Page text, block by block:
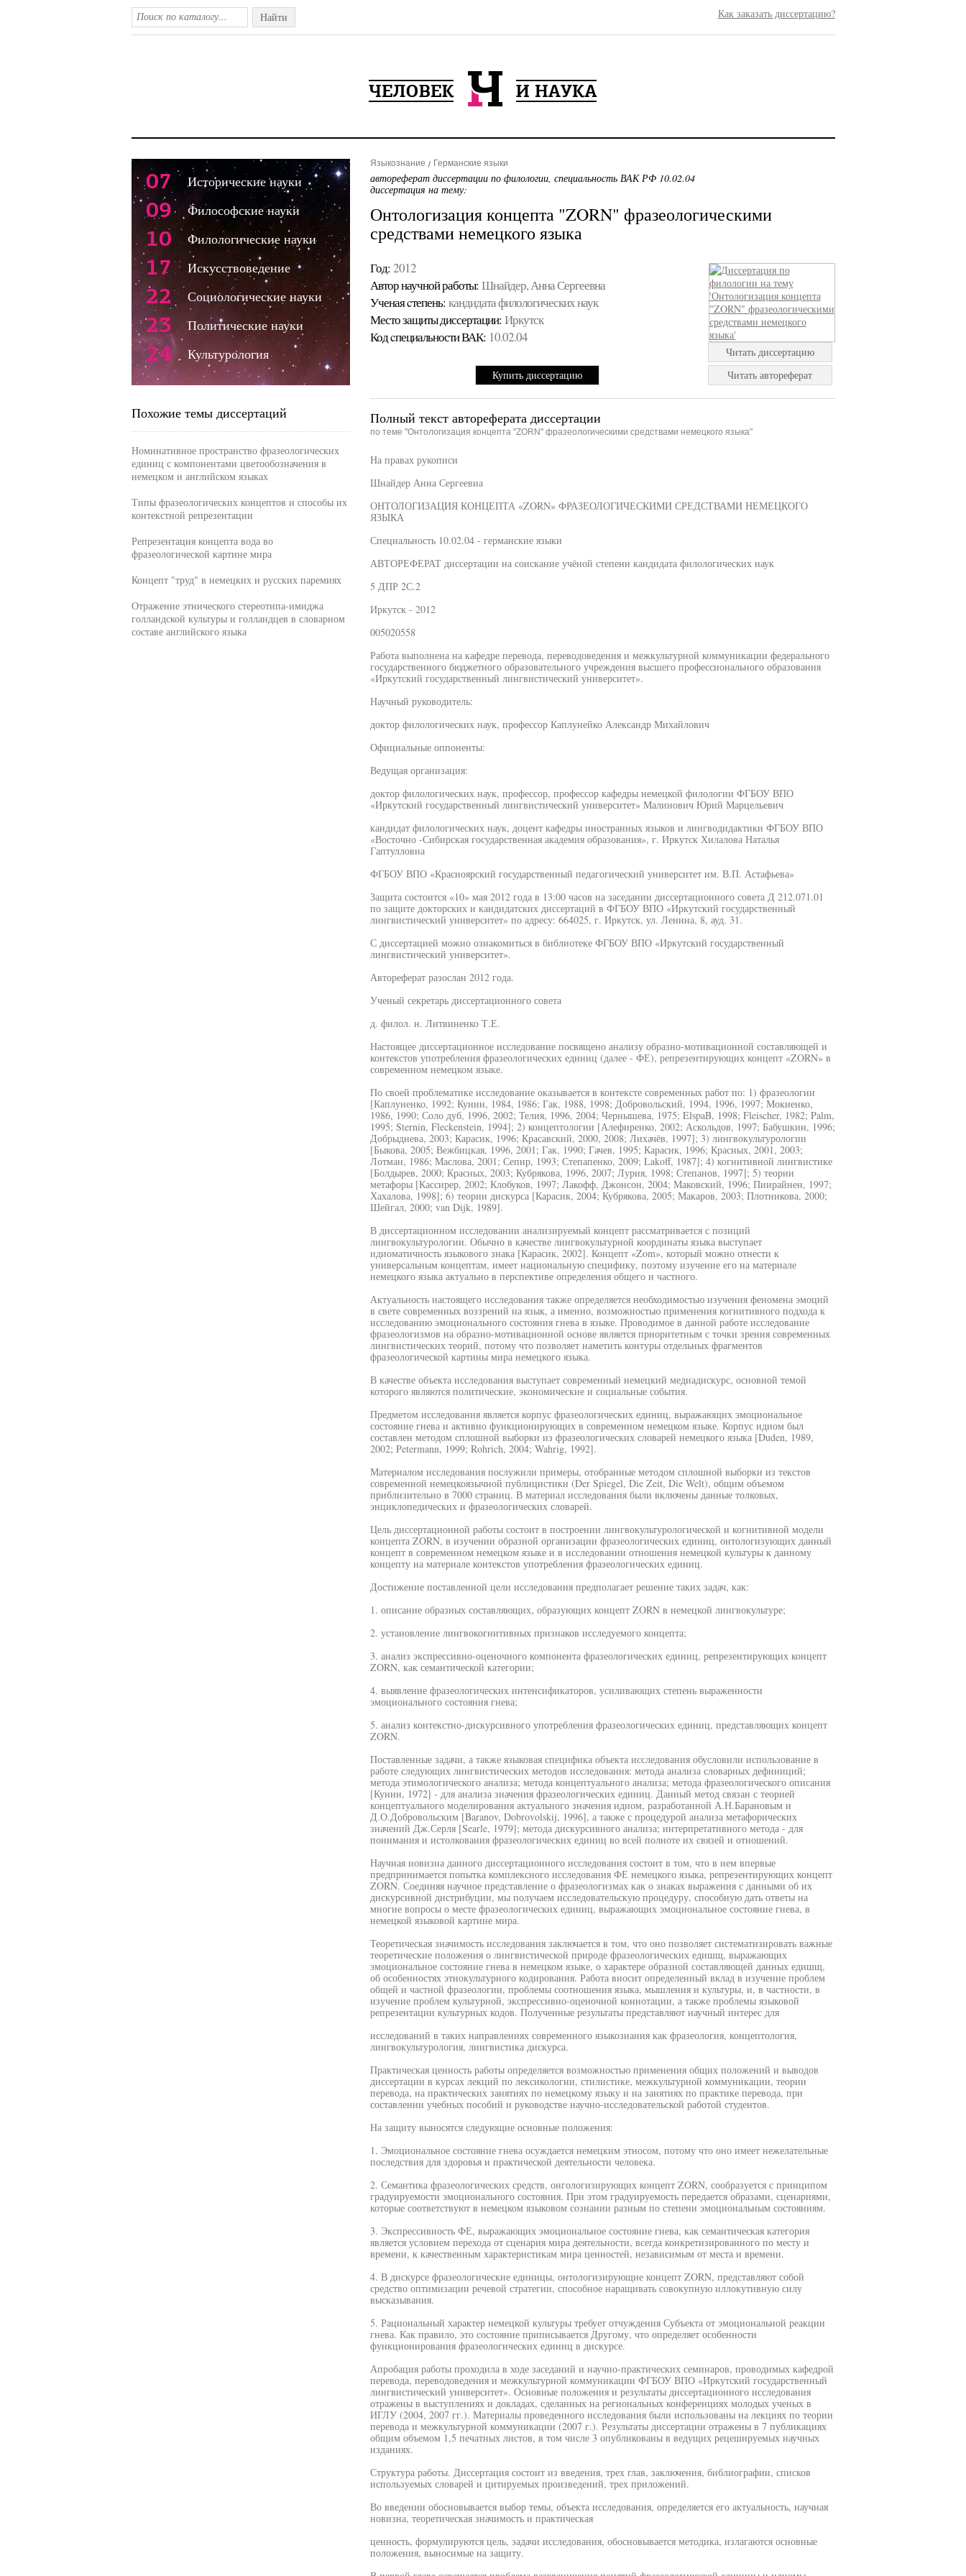
Найти Как заказать диссертацию?
Языкознание Германские языки
автореферат диссертации по филологии, специальность ВАК РФ 10.02.04
диссертация на тему:
Онтологизация концепта "ZORN" фразеологическими
средствами немецкого языка
Год: 2012
Автор научной работы: Шнайдер, Анна Сергеевна
Ученая cтепень: кандидата филологических наук
Место защиты диссертации: Иркутск
Код cпециальности ВАК: 10.02.04
Купить диссертацию
Читать диссертацию
Читать автореферат
Полный текст автореферата диссертации
по теме "Онтологизация концепта "ZORN" фразеологическими средствами немецкого языка"
На правах рукописи
Шнайдер Анна Сергеевна
ОНТОЛОГИЗАЦИЯ КОНЦЕПТА «ZORN» ФРАЗЕОЛОГИЧЕСКИМИ СРЕДСТВАМИ НЕМЕЦКОГО
ЯЗЫКА
Специальность 10.02.04 - германские языки
АВТОРЕФЕРАТ диссертации на соискание учёной степени кандидата филологических наук
5 ДПР 2С.2
Иркутск - 2012
005020558
Работа выполнена на кафедре перевода, переводоведения и межкультурной коммуникации федерального
государственного бюджетного образовательного учреждения высшего профессионального образования
«Иркутский государственный лингвистический университет».
Научный руководитель:
доктор филологических наук, профессор Каплунейко Александр Михайлович
Официальные оппоненты:
Ведущая организация:
доктор филологических наук, профессор, профессор кафедры немецкой филологии ФГБОУ ВПО
«Иркутский государственный лингвистический университет» Малинович Юрий Марцельевич
кандидат филологических наук, доцент кафедры иностранных языков и лингводидактики ФГБОУ ВПО
«Восточно -Сибирская государственная академия образования», г. Иркутск Хилалова Наталья
Гаптулловна
ФГБОУ ВПО «Красноярский государственный педагогический университет им. В.П. Астафьева»
Защита состоится «10» мая 2012 года в 13:00 часов на заседании диссертационного совета Д 212.071.01
по защите докторских и кандидатских диссертаций в ФГБОУ ВПО «Иркутский государственный
лингвистический университет» по адресу: 664025, г. Иркутск, ул. Ленина, 8, ауд. 31.
С диссертацией можно ознакомиться в библиотеке ФГБОУ ВПО «Иркутский государственный
лингвистический университет».
Автореферат разослан 2012 года.
Ученый секретарь диссертационного совета
д. филол. н. Литвиненко Т.Е.
Настоящее диссертационное исследование посвящено анализу образно-мотивационной составляющей и
контекстов употребления фразеологических единиц (далее - ФЕ), репрезентирующих концепт «ZORN» в
современном немецком языке.
По своей проблематике исследование оказывается в контексте современных работ по: 1) фразеологии
[Каплуненко, 1992; Кунин, 1984, 1986; Гак, 1988, 1998; Добровольский, 1994, 1996, 1997; Мокиенко,
1986, 1990; Соло дуб, 1996, 2002; Телия, 1996, 2004; Чернышева, 1975; ElspaB, 1998; Fleischer, 1982; Palm,
1995; Sternin, Fleckenstein, 1994]; 2) концептологии [Алефиренко, 2002; Аскольдов, 1997; Бабушкин, 1996;
Добрыднева, 2003; Карасик, 1996; Красавский, 2000, 2008; Лихачёв, 1997]; 3) лингвокультурологии
[Быкова, 2005; Вежбицкая, 1996, 2001; Гак, 1990; Гачев, 1995; Карасик, 1996; Красных, 2001, 2003;
Лотман, 1986; Маслова, 2001; Сепир, 1993; Степапенко, 2009; Lakoff, 1987]; 4) когнитивной лингвистике
[Болдырев, 2000; Красных, 2003; Кубрякова, 1996, 2007; Лурия, 1998; Степанов, 1997]; 5) теории
метафоры [Кассирер, 2002; Клобуков, 1997; Лакофф, Джонсон, 2004; Маковский, 1996; Пиирайнен, 1997;
Хахалова, 1998]; 6) теории дискурса [Карасик, 2004; Кубрякова, 2005; Макаров, 2003; Плотникова, 2000;
Шейгал, 2000; van Dijk, 1989].
В диссертационном исследовании анализируемый концепт рассматривается с позиций
лингвокультурологии. Обычно в качестве лингвокультурной координаты языка выступает
идиоматичность языкового знака [Карасик, 2002]. Концепт «Zom», который можно отнести к
универсальным концептам, имеет национальную специфику, поэтому изучение его на материале
немецкого языка актуально в перспективе определения общего и частного.
Актуальность настоящего исследования также определяется необходимостью изучения феномена эмоций
в свете современных воззрений на язык, а именно, возможностью применения когнитивного подхода к
исследованию эмоционального состояния гнева в языке. Проводимое в данной работе исследование
фразеологизмов на образно-мотивационной основе является приоритетным с точки зрения современных
лингвистических теорий, потому что позволяет наметить контуры отдельных фрагментов
фразеологической картины мира немецкого языка.
В качестве объекта исследования выступает современный немецкий медиадискурс, основной темой
которого являются политические, экономические и социальные события.
Предметом исследования является корпус фразеологических единиц, выражающих эмоциональное
состояние гнева и активно функционирующих в современном немецком языке. Корпус идиом был
составлен методом сплошной выборки из фразеологических словарей немецкого языка [Duden, 1989,
2002; Petermann, 1999; Rohrich, 2004; Wahrig, 1992].
Материалом исследования послужили примеры, отобранные методом сплошной выборки из текстов
современной немецкоязычной публицистики (Der Spiegel, Die Zeit, Die Welt), общим объемом
приблизительно в 7000 страниц. В материал исследования были включены данные толковых,
энциклопедических и фразеологических словарей.
Цель диссертационной работы состоит в построении лингвокультурологической и когнитивной модели
концепта ZORN, в изучении образной организации фразеологических единиц, онтологизующих данный
концепт в современном немецком языке и в исследовании отношения немецкой культуры к данному
концепту на материале контекстов употребления фразеологических единиц.
Достижение поставленной цели исследования предполагает решение таких задач, как:
1. описание образных составляющих, образующих концепт ZORN в немецкой лингвокультуре;
2. установление лингвокогнитивных признаков исследуемого концепта;
3. анализ экспрессивно-оценочного компонента фразеологических единиц, репрезентирующих концепт
ZORN, как семантической категории;
4. выявление фразеологических интенсификаторов, усиливающих степень выраженности
эмоционального состояния гнева;
5. анализ контекстно-дискурсивного употребления фразеологических единиц, представляющих концепт
ZORN.
Поставленные задачи, а также языковая специфика объекта исследования обусловили использование в
работе следующих лингвистических методов исследования: метода анализа словарных дефиниций;
метода этимологического анализа; метода концептуального анализа; метода фразеологического описания
[Кунин, 1972] - для анализа значения фразеологических единиц. Данный метод связан с теорией
концептуального моделирования актуального значения идиом, разработанной А.Н.Барановым и
Д.О.Добровольским [Baranov, Dobrovolskij, 1996], а также с процедурой анализа метафорических
значений Дж.Серля [Searle, 1979]; метода дискурсивного анализа; интерпретативного метода - для
понимания и истолкования фразеологических единиц во всей полноте их связей и отношений.
Научная новизна данного диссертационного исследования состоит в том, что в нем впервые
предпринимается попытка комплексного исследования ФЕ немецкого языка, репрезентирующих концепт
ZORN. Соединяя научное представление о фразеологизмах как о знаках выражения с данными об их
дискурсивной дистрибуции, мы получаем исследовательскую процедуру, способную дать ответы на
многие вопросы о месте фразеологических единиц, выражающих эмоциональное состояние гнева, в
немецкой языковой картине мира.
Теоретическая значимость исследования заключается в том, что оно позволяет систематизировать важные
теоретические положения о лингвистической природе фразеологических едишщ, выражающих
эмоциональное состояние гнева в немецком языке, о характере образной составляющей данных едишщ,
об особенностях этнокультурного кодирования. Работа вносит определенный вклад в изучение проблем
общей и частной фразеологии, проблемы соотношения языка, мышления и культуры, и, в частности, в
изучение проблем культурной, экспрессивно-оценочной коннотации, а также проблемы языковой
репрезентации культурных кодов. Полученные результаты представляют научный интерес для
исследований в таких направлениях современного языкознания как фразеология, концептология,
лингвокультурология, лингвистика дискурса.
Практическая ценность работы определяется возможностью применения общих положений и выводов
диссертации в курсах лекций по лексикологии, стилистике, межкультурной коммуникации, теории
перевода, на практических занятиях по немецкому языку и на занятиях по практике перевода, при
составлении учебных пособий и руководстве научно-исследовательской работой студентов.
На защиту выносятся следующие основные положения:
1. Эмоциональное состояние гнева осуждается немецким этносом, потому что оно имеет нежелательные
последствия для здоровья и практической деятельности человека.
2. Семантика фразеологических средств, онгологизирующих концепт ZORN, сообразуется с принципом
градуируемости эмоционального состояния. При этом градуируемость передается образами, сценариями,
которые соответствуют в немецком языковом сознании разным по степени эмоциональным состояниям.
3. Экспрессивность ФЕ, выражающих эмоциональное состояние гнева, как семантическая категория
является условием перехода от сценария мира деятельности, всегда конкретизированного по месту и
времени, к качественным характеристикам мира ценностей, независимым от места и времени.
4. В дискурсе фразеологические единицы, онтологизирующие концепт ZORN, представляют собой
средство оптимизации речевой стратегии, способное наращивать совокупную иллокутивную силу
высказывания.
5. Рациональный характер немецкой культуры требует отчуждения Субъекта от эмоциональной реакции
гнева. Как правило, это состояние приписывается Другому, что определяет особенности
функционирования фразеологических единиц в дискурсе.
Апробация работы проходила в ходе заседаний и научно-практических семинаров, проводимых кафедрой
перевода, переводоведения и межкультурной коммуникации ФГБОУ ВПО «Иркутский государственный
лингвистический университет». Основные положения и результаты диссертационного исследования
отражены в выступлениях и докладах, сделанных на региональных конференциях молодых ученых в
ИГЛУ (2004, 2007 гг.). Материалы проведенного исследования были использованы на лекциях по теории
перевода и межкультурной коммуникации (2007 г.). Результаты диссертации отражены в 7 публикациях
общим объемом 1,5 печатных листов, в том числе 3 опубликованы в ведущих рецешируемых научных
изданиях.
Структура работы. Диссертация состоит из введения, трех глав, заключения, библиографии, списков
используемых словарей и цитируемых произведений, трех приложений.
Во введении обосновывается выбор темы, объекта исследования, определяется его актуальность, научная
новизна, теоретическая значимость и практическая
ценность, формулируются цель, задачи исследования, обосновывается методика, излагаются основные
положения, выносимые на защиту.
07 Исторические науки
09 Философские науки
10 Филологические науки
17 Искусствоведение
22 Социологические науки
23 Политические науки
24 Культурология
Похожие темы диссертаций
Номинативное пространство фразеологических
единиц с компонентами цветообозначения в
немецком и английском языках
Типы фразеологических концептов и способы их
контекстной репрезентации
Репрезентация концепта вода во
фразеологической картине мира
Концепт "труд" в немецких и русских паремиях
Отражение этнического стереотипа-имиджа
голландской культуры и голландцев в словарном
составе английского языка